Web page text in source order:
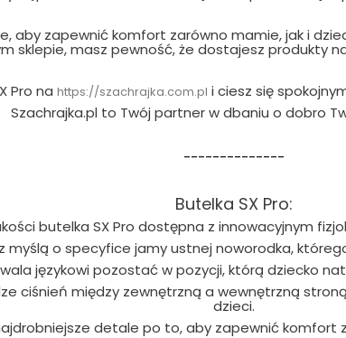
aby zapewnić komfort zarówno mamie, jak i
sklepie, masz pewność, że dostajesz produkty
Pro na https://szachrajka.com.pl i ciesz się
Szachrajka.pl to Twój partner w dbaniu o dobro
--------------
Butelka SX Pro:
butelka SX Pro dostępna z innowacyjnym
myślą o specyfice jamy ustnej noworodka,
językowi pozostać w pozycji, którą dziecko
ciśnień między zewnętrzną a wewnętrzną
dzieci.
detale po to, aby zapewnić komfort